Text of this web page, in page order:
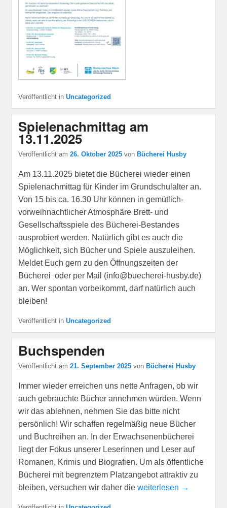
Veröffentlicht in Uncategorized
Spielenachmittag am
13.11.2025
Veröffentlicht am 26. Oktober 2025 von Bücherei Husby
Am 13.11.2025 bietet die Bücherei wieder einen
Spielenachmittag für Kinder im Grundschulalter an.
Von 15 bis ca. 16.30 Uhr können in gemütlich-
vorweihnachtlicher Atmosphäre Brett- und
Gesellschaftsspiele des Bücherei-Bestandes
ausprobiert werden. Natürlich gibt es auch die
Möglichkeit, sich Bücher und Spiele auszuleihen.
Meldet Euch gern zu den Öffnungszeiten der
Bücherei oder per Mail (info@buecherei-husby.de)
an. Wer spontan vorbeikommt, darf natürlich auch
bleiben!
Veröffentlicht in Uncategorized
Buchspenden
Veröffentlicht am 21. September 2025 von Bücherei Husby
Immer wieder erreichen uns nette Anfragen, ob wir
auch gebrauchte Bücher annehmen würden. Wenn
wir das ablehnen, nehmen Sie das bitte nicht
persönlich! Wir schaffen regelmäßig neue Bücher
und Buchreihen an. In der Erwachsenenbücherei
liegt der Fokus unserer Leserinnen und Leser auf
Romanen, Krimis und Biografien. Um als öffentliche
Bücherei mit begrenztem Platzangebot attraktiv zu
bleiben, versuchen wir daher die weiterlesen →